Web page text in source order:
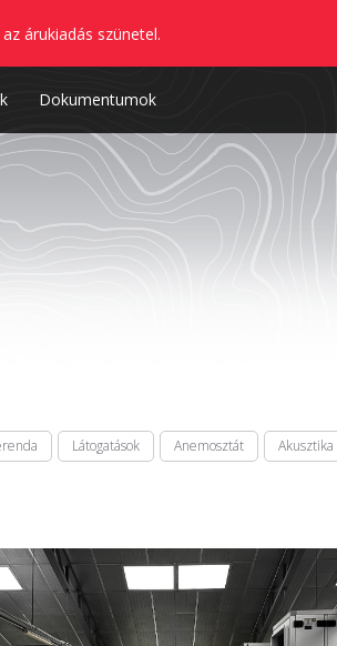
árukiadás szünetel.
Dokumentumok
Látogatások Anemosztát Akusztika